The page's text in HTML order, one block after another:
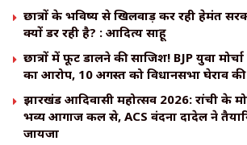
छात्रों के भविष्य से खिलवाड़ कर रही हेमंत
क्यों डर रही है? : आदित्य साहू
छात्रों में फूट डालने की साजिश! BJP युवा
का आरोप, 10 अगस्त को विधानसभा घेराव
झारखंड आदिवासी महोत्सव 2026: रांची के
भव्य आगाज कल से, ACS वंदना दादेल ने
जायजा